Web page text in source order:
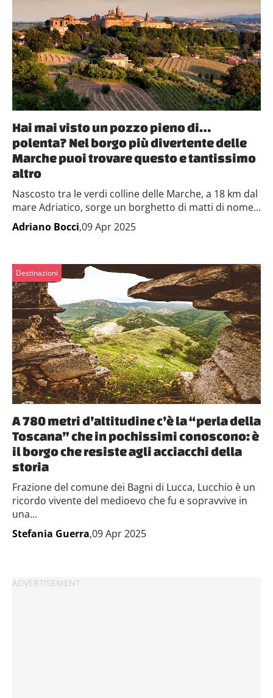
Hai mai visto un pozzo pieno di…
polenta? Nel borgo più divertente delle
Marche puoi trovare questo e tantissimo
altro
Nascosto tra le verdi colline delle Marche, a 18 km dal
mare Adriatico, sorge un borghetto di matti di nome...
Adriano Bocci,09 Apr 2025
Destinazioni
A 780 metri d’altitudine c’è la “perla della
Toscana” che in pochissimi conoscono: è
il borgo che resiste agli acciacchi della
storia
Frazione del comune dei Bagni di Lucca, Lucchio è un
ricordo vivente del medioevo che fu e sopravvive in
una...
Stefania Guerra,09 Apr 2025